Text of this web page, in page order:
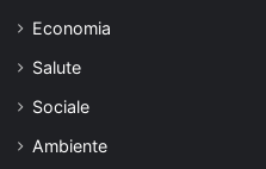
Economia
Salute
Sociale
Ambiente